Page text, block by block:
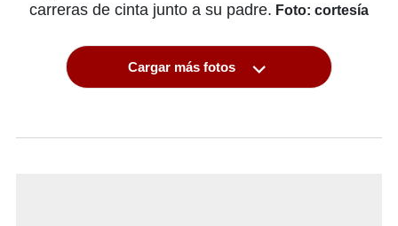
carreras de cinta junto a su padre. Foto: cortesía
Cargar más fotos